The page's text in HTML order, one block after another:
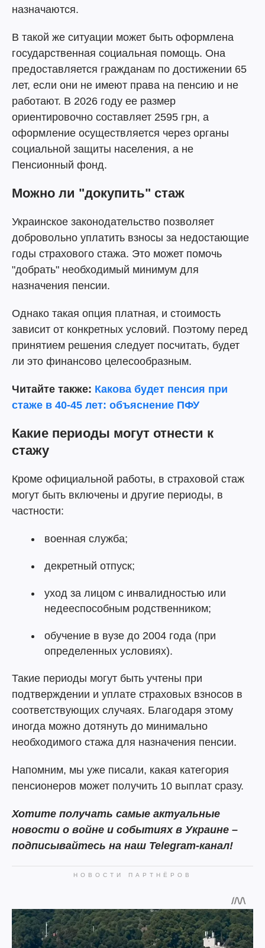
назначаются.
В такой же ситуации может быть оформлена
государственная социальная помощь. Она
предоставляется гражданам по достижении 65
лет, если они не имеют права на пенсию и не
работают. В 2026 году ее размер
ориентировочно составляет 2595 грн, а
оформление осуществляется через органы
социальной защиты населения, а не
Пенсионный фонд.
Можно ли "докупить" стаж
Украинское законодательство позволяет
добровольно уплатить взносы за недостающие
годы страхового стажа. Это может помочь
"добрать" необходимый минимум для
назначения пенсии.
Однако такая опция платная, и стоимость
зависит от конкретных условий. Поэтому перед
принятием решения следует посчитать, будет
ли это финансово целесообразным.
Читайте также: Какова будет пенсия при
стаже в 40-45 лет: объяснение ПФУ
Какие периоды могут отнести к
стажу
Кроме официальной работы, в страховой стаж
могут быть включены и другие периоды, в
частности:
военная служба;
декретный отпуск;
уход за лицом с инвалидностью или
недееспособным родственником;
обучение в вузе до 2004 года (при
определенных условиях).
Такие периоды могут быть учтены при
подтверждении и уплате страховых взносов в
соответствующих случаях. Благодаря этому
иногда можно дотянуть до минимально
необходимого стажа для назначения пенсии.
Напомним, мы уже писали, какая категория
пенсионеров может получить 10 выплат сразу.
Хотите получать самые актуальные
новости о войне и событиях в Украине –
подписывайтесь на наш Telegram-канал!